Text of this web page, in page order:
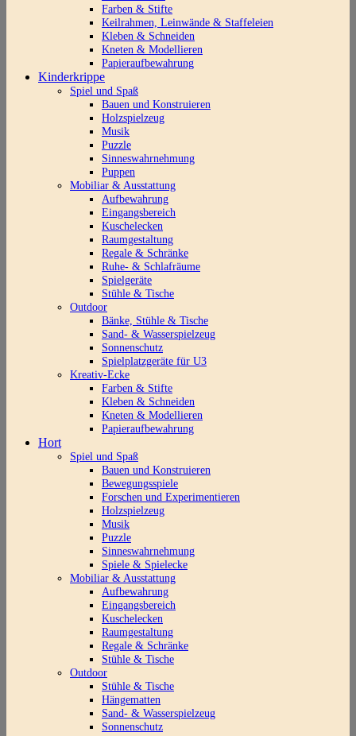
Farben & Stifte
Keilrahmen, Leinwände & Staffeleien
Kleben & Schneiden
Kneten & Modellieren
Papieraufbewahrung
Kinderkrippe
Spiel und Spaß
Bauen und Konstruieren
Holzspielzeug
Musik
Puzzle
Sinneswahrnehmung
Puppen
Mobiliar & Ausstattung
Aufbewahrung
Eingangsbereich
Kuschelecken
Raumgestaltung
Regale & Schränke
Ruhe- & Schlafräume
Spielgeräte
Stühle & Tische
Outdoor
Bänke, Stühle & Tische
Sand- & Wasserspielzeug
Sonnenschutz
Spielplatzgeräte für U3
Kreativ-Ecke
Farben & Stifte
Kleben & Schneiden
Kneten & Modellieren
Papieraufbewahrung
Hort
Spiel und Spaß
Bauen und Konstruieren
Bewegungsspiele
Forschen und Experimentieren
Holzspielzeug
Musik
Puzzle
Sinneswahrnehmung
Spiele & Spielecke
Mobiliar & Ausstattung
Aufbewahrung
Eingangsbereich
Kuschelecken
Raumgestaltung
Regale & Schränke
Stühle & Tische
Outdoor
Stühle & Tische
Hängematten
Sand- & Wasserspielzeug
Sonnenschutz